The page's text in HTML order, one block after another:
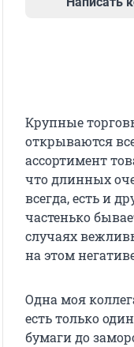
Крупные
открываются
ассортимент
что длинных
всегда, есть и
частенько
случаях
на этом
Одна моя
есть только
бумаги до